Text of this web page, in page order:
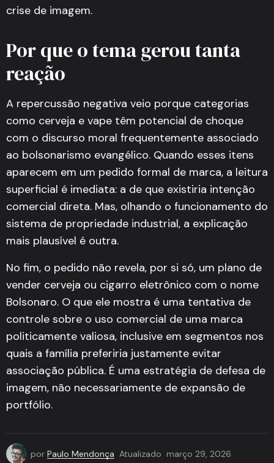
crise de imagem.
Por que o tema gerou tanta
reação
A repercussão negativa veio porque categorias
como cerveja e vape têm potencial de choque
com o discurso moral frequentemente associado
ao bolsonarismo evangélico. Quando esses itens
aparecem em um pedido formal de marca, a leitura
superficial é imediata: a de que existiria intenção
comercial direta. Mas, olhando o funcionamento do
sistema de propriedade industrial, a explicação
mais plausível é outra.
No fim, o pedido não revela, por si só, um plano de
vender cerveja ou cigarro eletrônico com o nome
Bolsonaro. O que ele mostra é uma tentativa de
controle sobre o uso comercial de uma marca
politicamente valiosa, inclusive em segmentos nos
quais a família preferiria justamente evitar
associação pública. É uma estratégia de defesa de
imagem, não necessariamente de expansão de
portfólio.
por Paulo Mendonça Atualizado março 29, 2026